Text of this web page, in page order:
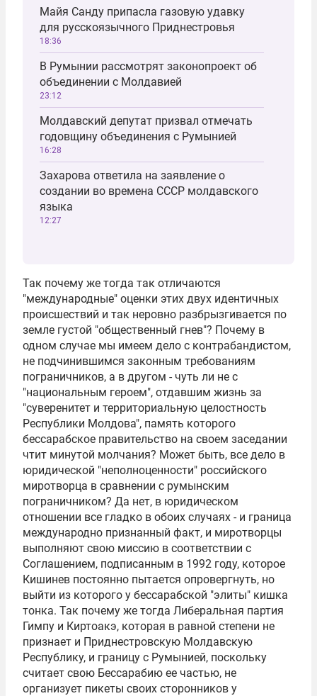
Майя Санду припасла газовую удавку
для русскоязычного Приднестровья
18:36
В Румынии рассмотрят законопроект об
объединении с Молдавией
23:12
Молдавский депутат призвал отмечать
годовщину объединения с Румынией
16:28
Захарова ответила на заявление о
создании во времена СССР молдавского
языка
12:27
Так почему же тогда так отличаются
"международные" оценки этих двух идентичных
происшествий и так неровно разбрызгивается по
земле густой "общественный гнев"? Почему в
одном случае мы имеем дело с контрабандистом,
не подчинившимся законным требованиям
пограничников, а в другом - чуть ли не с
"национальным героем", отдавшим жизнь за
"суверенитет и территориальную целостность
Республики Молдова", память которого
бессарабское правительство на своем заседании
чтит минутой молчания? Может быть, все дело в
юридической "неполноценности" российского
миротворца в сравнении с румынским
пограничником? Да нет, в юридическом
отношении все гладко в обоих случаях - и граница
международно признанный факт, и миротворцы
выполняют свою миссию в соответствии с
Соглашением, подписанным в 1992 году, которое
Кишинев постоянно пытается опровергнуть, но
выйти из которого у бессарабской "элиты" кишка
тонка. Так почему же тогда Либеральная партия
Гимпу и Киртоакэ, которая в равной степени не
признает и Приднестровскую Молдавскую
Республику, и границу с Румынией, поскольку
считает свою Бессарабию ее частью, не
организует пикеты своих сторонников у